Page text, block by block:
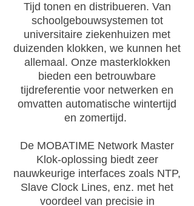
Tijd tonen en distribueren. Van
schoolgebouwsystemen tot
universitaire ziekenhuizen met
duizenden klokken, we kunnen het
allemaal. Onze masterklokken
bieden een betrouwbare
tijdreferentie voor netwerken en
omvatten automatische wintertijd
en zomertijd.
De MOBATIME Network Master
Klok-oplossing biedt zeer
nauwkeurige interfaces zoals NTP,
Slave Clock Lines, enz. met het
voordeel van precisie in